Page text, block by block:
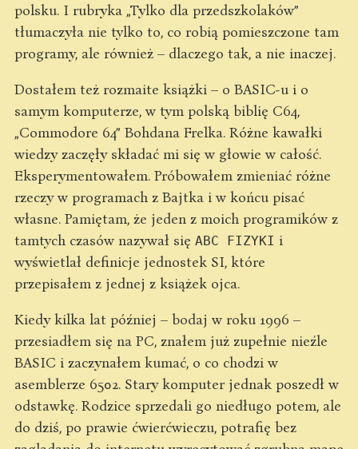
polsku. I rubryka „Tylko dla przedszkolaków”
tłumaczyła nie tylko to, co robią pomieszczone tam
programy, ale również – dlaczego tak, a nie inaczej.
Dostałem też rozmaite książki – o BASIC-u i o
samym komputerze, w tym polską biblię C64,
„Commodore 64” Bohdana Frelka. Różne kawałki
wiedzy zaczęły składać mi się w głowie w całość.
Eksperymentowałem. Próbowałem zmieniać różne
rzeczy w programach z Bajtka i w końcu pisać
własne. Pamiętam, że jeden z moich programików z
tamtych czasów nazywał się ABC FIZYKI i
wyświetlał definicje jednostek SI, które
przepisałem z jednej z książek ojca.
Kiedy kilka lat później – bodaj w roku 1996 –
przesiadłem się na PC, znałem już zupełnie nieźle
BASIC i zaczynałem kumać, o co chodzi w
asemblerze 6502. Stary komputer jednak poszedł w
odstawkę. Rodzice sprzedali go niedługo potem, ale
do dziś, po prawie ćwierćwieczu, potrafię bez